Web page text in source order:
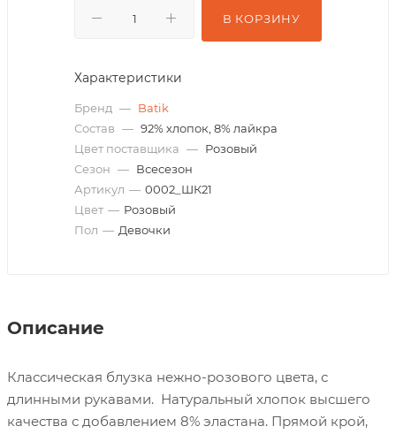
В КОРЗИНУ
Характеристики
Бренд — Batik
Состав — 92% хлопок, 8% лайкра
Цвет поставщика — Розовый
Сезон — Всесезон
Артикул — 0002_ШК21
Цвет — Розовый
Пол — Девочки
Описание
Классическая блузка нежно-розового цвета, с
длинными рукавами. Натуральный хлопок высшего
качества с добавлением 8% эластана. Прямой крой,